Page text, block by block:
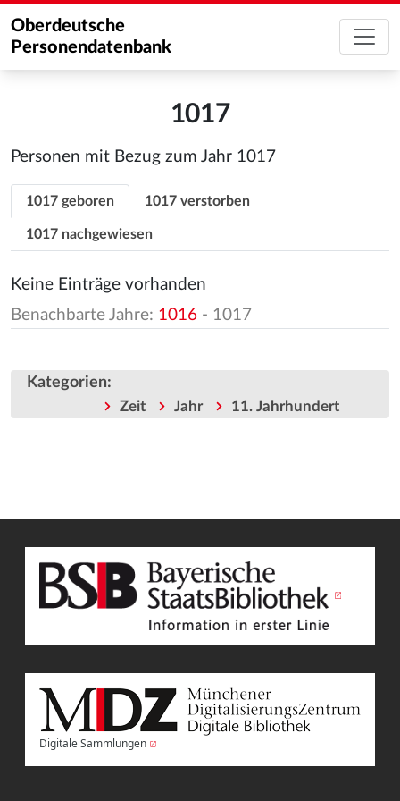
Oberdeutsche
Personendatenbank
1017
Personen mit Bezug zum Jahr 1017
1017 geboren 1017 verstorben
1017 nachgewiesen
Keine Einträge vorhanden
Benachbarte Jahre: 1016 - 1017
Kategorien:
Zeit Jahr 11. Jahrhundert
Digitale Sammlungen